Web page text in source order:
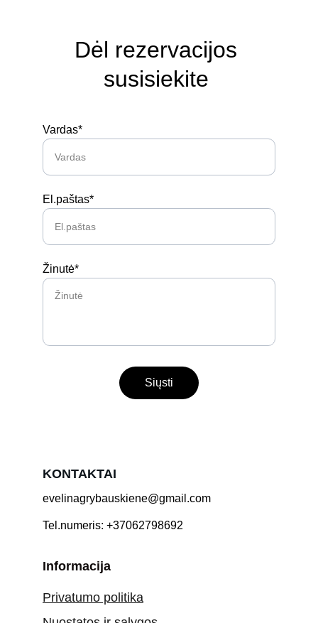
Dėl rezervacijos
susisiekite
Vardas*
El.paštas*
Žinutė*
Siųsti
Informacija
evelinagrybauskiene@gmail.com
Tel.numeris: +37062798692
Privatumo politika
KONTAKTAI